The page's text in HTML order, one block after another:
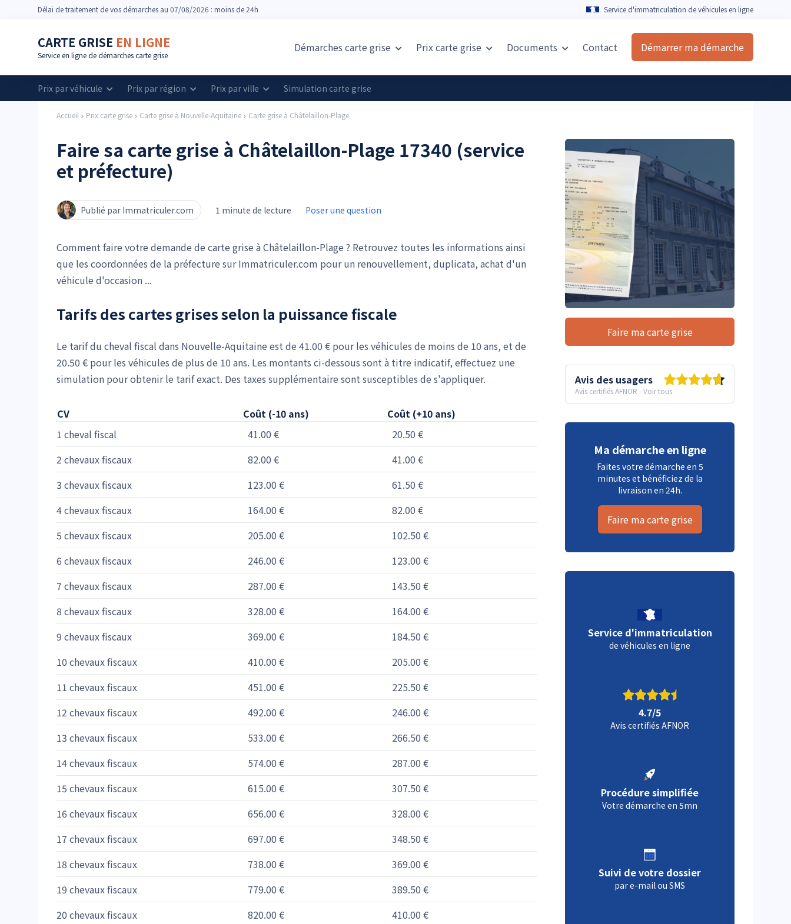
Délai de traitement de vos démarches au 07/08/2026 : moins de 24h Service d'immatriculation de véhicules en ligne
CARTE GRISE EN LIGNE
Service en ligne de démarches carte grise
Démarches carte grise Prixcarte grise Documents Contact Démarrer ma démarche
Prix par véhicule Prix par région Prix par ville Simulation carte grise
Accueil Prix carte grise Carte grise à Nouvelle-Aquitaine Carte grise à Châtelaillon-Plage
Faire sa carte grise à Châtelaillon-Plage 17340 (service
et préfecture)
Publié par Immatriculer.com 1 minute de lecture Poser une question
Comment faire votre demande de carte grise à Châtelaillon-Plage ? Retrouvez toutes les informations ainsi
que les coordonnées de la préfecture sur Immatriculer.com pour un renouvellement, duplicata, achat d'un
véhicule d'occasion ...
Tarifs des cartes grises selon la puissance fiscale
Le tarif du cheval fiscal dans Nouvelle-Aquitaine est de 41.00 € pour les véhicules de moins de 10 ans, et de
20.50 € pour les véhicules de plus de 10 ans. Les montants ci-dessous sont à titre indicatif, effectuez une
simulation pour obtenir le tarif exact. Des taxes supplémentaire sont susceptibles de s'appliquer.
CV Coût (-10 ans)
Coût (+10 ans)
1 cheval fiscal
41.00 €
20.50 €
2 chevaux fiscaux
82.00 €
41.00 €
3 chevaux fiscaux
123.00 €
61.50 €
4 chevaux fiscaux
164.00 €
82.00 €
5 chevaux fiscaux
205.00 €
102.50 €
6 chevaux fiscaux
246.00 €
123.00 €
7 chevaux fiscaux
287.00 €
143.50 €
8 chevaux fiscaux
328.00 €
164.00 €
9 chevaux fiscaux
369.00 €
184.50 €
10 chevaux fiscaux
410.00 €
205.00 €
11 chevaux fiscaux
451.00 €
225.50 €
12 chevaux fiscaux
492.00 €
246.00 €
13 chevaux fiscaux
533.00 €
266.50 €
14 chevaux fiscaux
574.00 €
287.00 €
15 chevaux fiscaux
615.00 €
307.50 €
16 chevaux fiscaux
656.00 €
328.00 €
17 chevaux fiscaux
697.00 €
348.50 €
18 chevaux fiscaux
738.00 €
369.00 €
19 chevaux fiscaux
779.00 €
389.50 €
20 chevaux fiscaux
820.00 € 410.00 €
Faire ma carte grise
Avis des usagers
Avis certifiés AFNOR -Voir tous
Ma démarche en ligne
Faites votre démarche en 5
minutes et bénéficiez de la
livraison en 24h.
Faire ma carte grise
Service d'immatriculation
de véhicules en ligne
4.7/5
Avis certifiés AFNOR
Procédure simplifiée
Votre démarche en 5mn
Suivi de votre dossier
par e-mail ou SMS